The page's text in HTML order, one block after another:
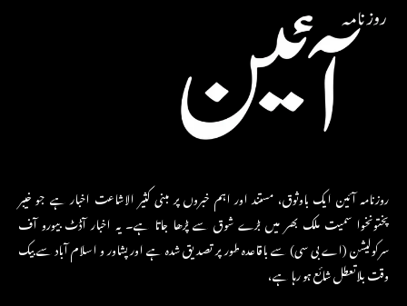
روزنامہ آئین ایک باوثوق، مستند اور اہم خبروں پر مبنی کثیر الاشاعت اخبار ہے جو خیبر
پختونخوا سمیت ملک بھر میں بڑے شوق سے پڑھا جاتا ہے۔ یہ اخبار آڈٹ بیورو آف
سرکولیشن (اے بی سی) سے باقاعدہ طور پر تصدیق شدہ ہے اور پشاور و اسلام آباد سے بیک
وقت بلاتعطل شائع ہو رہا ہے،